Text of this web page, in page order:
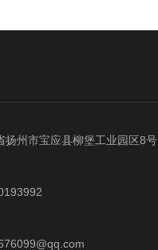
扬州市宝应县柳堡工业园区8号